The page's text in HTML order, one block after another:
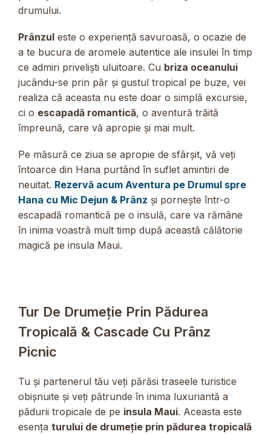
drumului.
Prânzul este o experiență savuroasă, o ocazie de
a te bucura de aromele autentice ale insulei în timp
ce admiri priveliști uluitoare. Cu briza oceanului
jucându-se prin păr și gustul tropical pe buze, vei
realiza că aceasta nu este doar o simplă excursie,
ci o escapadă romantică, o aventură trăită
împreună, care vă apropie și mai mult.
Pe măsură ce ziua se apropie de sfârșit, vă veți
întoarce din Hana purtând în suflet amintiri de
neuitat. Rezervă acum Aventura pe Drumul spre
Hana cu Mic Dejun & Prânz și pornește într-o
escapadă romantică pe o insulă, care va rămâne
în inima voastră mult timp după această călătorie
magică pe insula Maui.
Tur De Drumeție Prin Pădurea
Tropicală & Cascade Cu Prânz
Picnic
Tu și partenerul tău veți părăsi traseele turistice
obișnuite și veți pătrunde în inima luxuriantă a
pădurii tropicale de pe insula Maui. Aceasta este
esența turului de drumeție prin pădurea tropicală